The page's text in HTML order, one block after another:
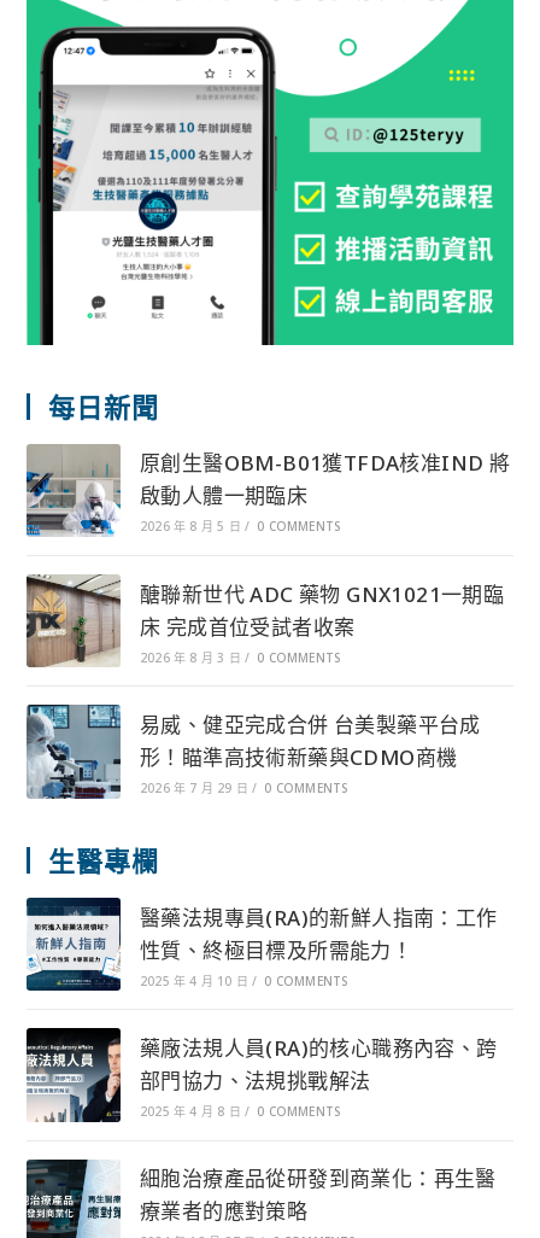
每日新聞
原創生醫OBM-B01獲TFDA核准IND 將
啟動人體一期臨床
2026 年 8 月 5 日 / 0 COMMENTS
醣聯新世代 ADC 藥物 GNX1021一期臨
床 完成首位受試者收案
2026 年 8 月 3 日 / 0 COMMENTS
易威、健亞完成合併 台美製藥平台成
形！瞄準高技術新藥與CDMO商機
2026 年 7 月 29 日 / 0 COMMENTS
生醫專欄
醫藥法規專員(RA)的新鮮人指南：工作
性質、終極目標及所需能力！
2025 年 4 月 10 日 / 0 COMMENTS
藥廠法規人員(RA)的核心職務內容、跨
部門協力、法規挑戰解法
2025 年 4 月 8 日 / 0 COMMENTS
細胞治療產品從研發到商業化：再生醫
療業者的應對策略